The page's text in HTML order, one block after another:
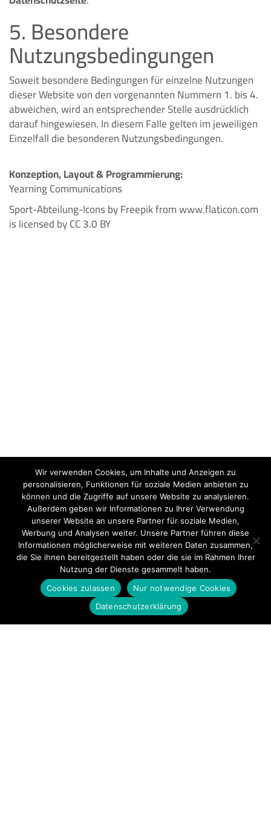
5. Besondere
Nutzungsbedingungen
Soweit besondere Bedingungen für einzelne Nutzungen
dieser Website von den vorgenannten Nummern 1. bis 4.
abweichen, wird an entsprechender Stelle ausdrücklich
darauf hingewiesen. In diesem Falle gelten im jeweiligen
Einzelfall die besonderen Nutzungsbedingungen.
Konzeption, Layout & Programmierung:
Yearning Communications
Sport-Abteilung-Icons byFreepikfromwww.flaticon.com
is licensed byCC 3.0 BY
Wir verwenden Cookies, um Inhalte und Anzeigen zu
personalisieren, Funktionen für soziale Medien anbieten zu
können und die Zugriffe auf unsere Website zu analysieren.
Außerdem geben wir Informationen zu Ihrer Verwendung
unserer Website an unsere Partner für soziale Medien,
Werbung und Analysen weiter. Unsere Partner führen diese
Informationen möglicherweise mit weiteren Daten zusammen,
die Sie ihnen bereitgestellt haben oder die sie im Rahmen Ihrer
Nutzung der Dienste gesammelt haben.
Cookies zulassen
Nur notwendige Cookies
Datenschutzerklärung